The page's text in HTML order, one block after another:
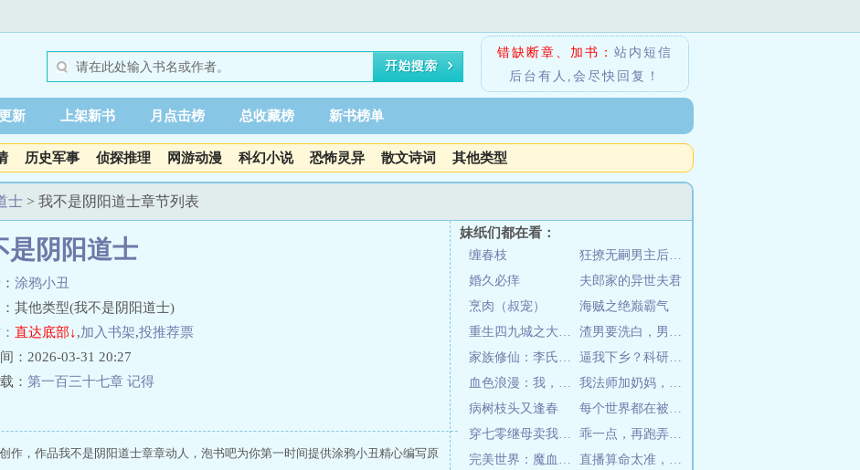
错缺断章、加书： 站内短信
后台有人,会尽快回复！
新 上架新书 月点击榜 总收藏榜 新书榜单
历史军事 侦探推理 网游动漫 科幻小说 恐怖灵异 散文诗词 其他类型
士 > 我不是阴阳道士章节列表
妹纸们都在看：
缠春枝
狂撩无嗣男主后，娇媚宿主顶不住
婚久必痒
夫郎家的异世夫君
烹肉（叔宠）
海贼之绝巅霸气
重生四九城之大院顽主儿
渣男要洗白，男配快入怀
家族修仙：李氏家族崛起
逼我下乡？科研军嫂搬空你全家
血色浪漫：我，大顽主，钟跃民！
我法师加奶妈，用七把剑不过份吧
病树枝头又逢春
每个世界都在被鬼怪们求抱抱
穿七零继母卖我，反手举报下乡去
乖一点，再跑弄哭你
完美世界：魔血分身，黑化柳神
直播算命太准，被全网警察关注了
是阴阳道士
涂鸦小丑
其他类型(我不是阴阳道士)
直达底部↓,加入书架,投推荐票
：2026-03-31 20:27
： 第一百三十七章 记得
作，作品我不是阴阳道士章章动人，泡书吧为你第一时间提供涂鸦小丑精心编写原